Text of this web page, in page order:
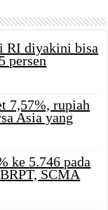
RI diyakini bisa
persen
7,57%, rupiah
Asia yang
ke 5.746 pada
SCMA